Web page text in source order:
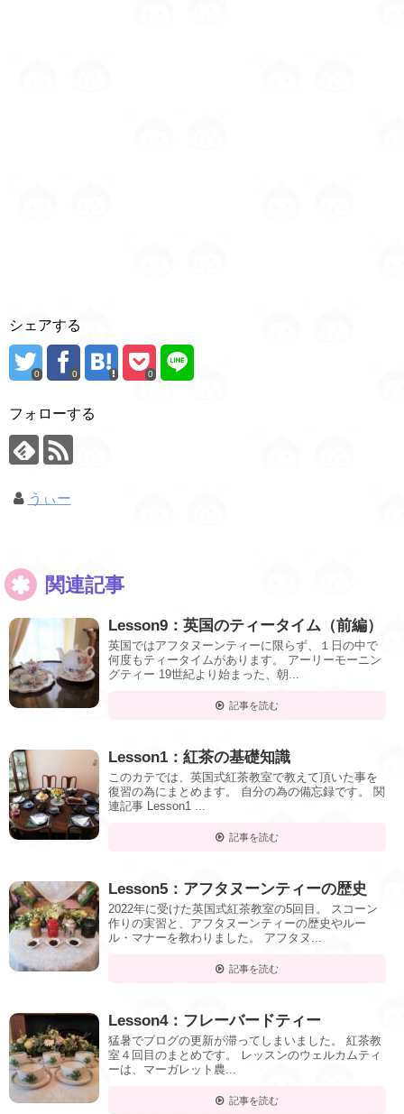
シェアする
0 0 0
フォローする
うぃー
関連記事
Lesson9：英国のティータイム（前編）
英国ではアフタヌーンティーに限らず、１日の中で
何度もティータイムがあります。 アーリーモーニン
グティー 19世紀より始まった、朝...
記事を読む
Lesson1：紅茶の基礎知識
このカテでは、英国式紅茶教室で教えて頂いた事を
復習の為にまとめます。 自分の為の備忘録です。 関
連記事 Lesson1 ...
記事を読む
Lesson5：アフタヌーンティーの歴史
2022年に受けた英国式紅茶教室の5回目。 スコーン
作りの実習と、アフタヌーンティーの歴史やルー
ル・マナーを教わりました。 アフタヌ...
記事を読む
Lesson4：フレーバードティー
猛暑でブログの更新が滞ってしまいました。 紅茶教
室４回目のまとめです。 レッスンのウェルカムティ
ーは、マーガレット農...
記事を読む